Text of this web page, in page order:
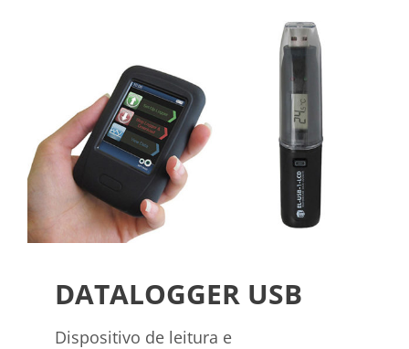
DATALOGGER USB
Dispositivo de leitura e